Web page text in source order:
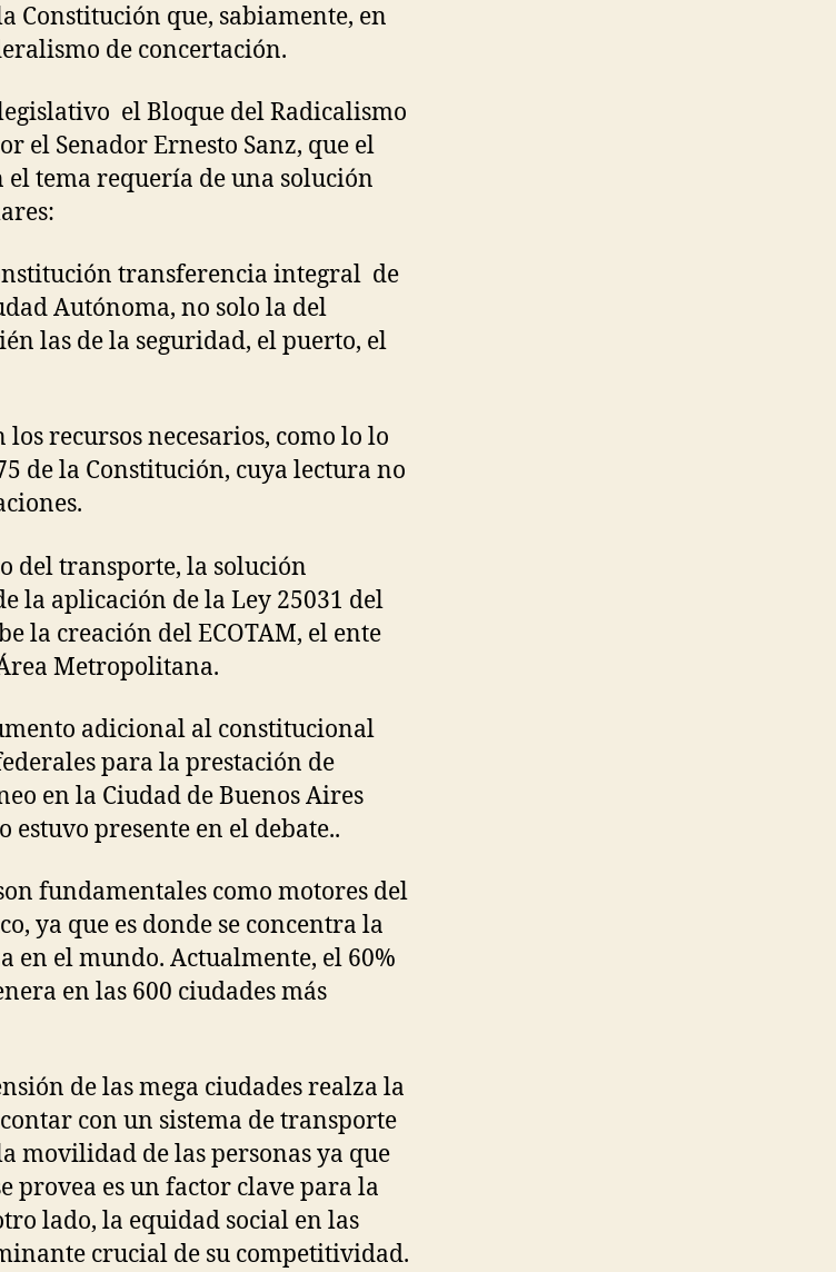
Constitución que, sabiamente, en
de concertación.
el Bloque del Radicalismo
el Senador Ernesto Sanz, que el
tema requería de una solución
transferencia integral de
Autónoma, no solo la del
las de la seguridad, el puerto, el
recursos necesarios, como lo lo
de la Constitución, cuya lectura no
del transporte, la solución
la aplicación de la Ley 25031 del
la creación del ECOTAM, el ente
Metropolitana.
adicional al constitucional
para la prestación de
en la Ciudad de Buenos Aires
estuvo presente en el debate..
fundamentales como motores del
ya que es donde se concentra la
en el mundo. Actualmente, el 60%
en las 600 ciudades más
de las mega ciudades realza la
con un sistema de transporte
movilidad de las personas ya que
provea es un factor clave para la
lado, la equidad social en las
crucial de su competitividad.